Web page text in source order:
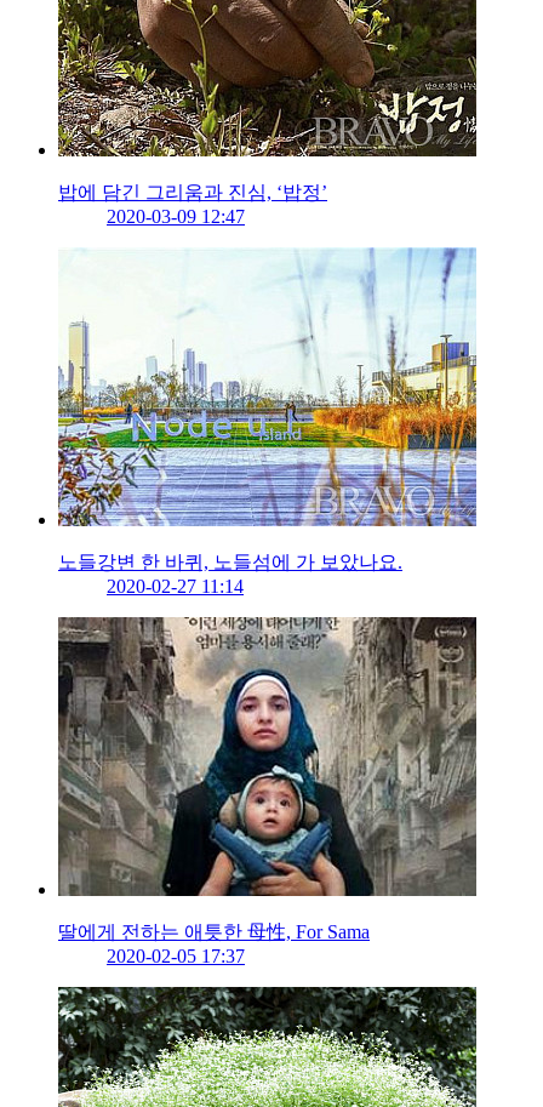
밥에 담긴 그리움과 진심, ‘밥정’
2020-03-09 12:47
노들강변 한 바퀴, 노들섬에 가 보았나요.
2020-02-27 11:14
딸에게 전하는 애틋한 母性, For Sama
2020-02-05 17:37